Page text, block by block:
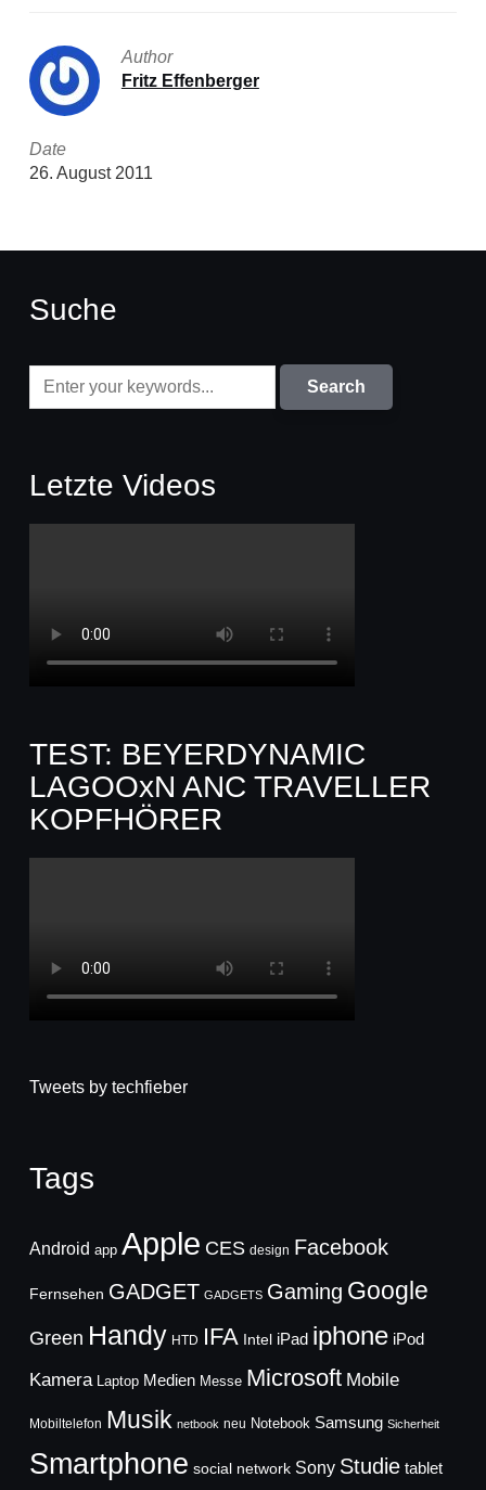
Author
Fritz Effenberger
Date
26. August 2011
Suche
Letzte Videos
TEST: BEYERDYNAMIC
LAGOOxN ANC TRAVELLER
KOPFHÖRER
Tweets by techfieber
Tags
Android app Apple CES design Facebook
Fernsehen GADGET GADGETS Gaming Google
Green Handy HTD IFA Intel iPad iphone iPod
Kamera Laptop Medien Messe Microsoft Mobile
Mobiltelefon Musik netbook neu Notebook Samsung Sicherheit
Smartphone social network Sony Studie tablet